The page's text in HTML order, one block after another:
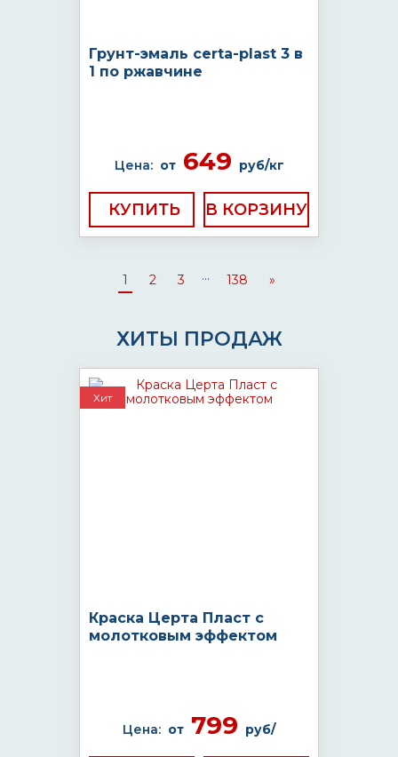
Грунт-эмаль certa-plast 3 в
1 по ржавчине
Цена: от649 руб/кг
КУПИТЬ
1 2 3 ... 138 »
ХИТЫ ПРОДАЖ
Хит
Краска Церта Пласт с
молотковым эффектом
Цена: от 799 руб/